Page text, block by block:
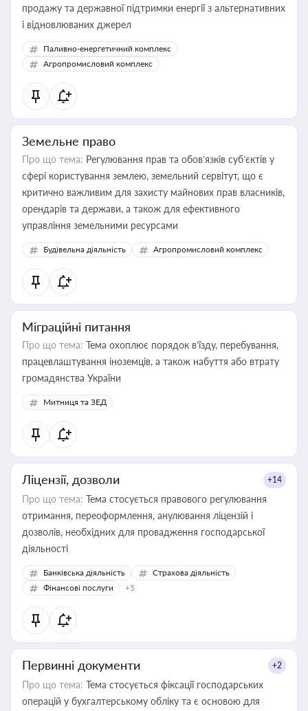
продажу та державної підтримки енергії з альтернативних
і відновлюваних джерел
Паливно-енергетичний комплекс
Агропромисловий комплекс
Земельне право
Про що тема: Регулювання прав та обов’язків суб’єктів у
сфері користування землею, земельний сервітут, що є
критично важливим для захисту майнових прав власників,
орендарів та держави, а також для ефективного
управління земельними ресурсами
Будівельна діяльність Агропромисловий комплекс
Міграційні питання
Про що тема: Тема охоплює порядок в’їзду, перебування,
працевлаштування іноземців, а також набуття або втрату
громадянства України
Митниця та ЗЕД
Ліцензії, дозволи +14
Про що тема: Тема стосується правового регулювання
отримання, переоформлення, анулювання ліцензій і
дозволів, необхідних для провадження господарської
діяльності
Банківська діяльність
Страхова діяльність
Фінансові послуги
+5
Первинні документи +2
Про що тема: Тема стосується фіксації господарських
операцій у бухгалтерському обліку та є основою для